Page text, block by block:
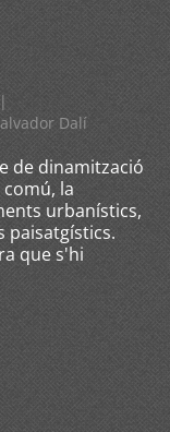
|
Dalí
de dinamització
la
urbanístics,
paisatgístics.
que s'hi